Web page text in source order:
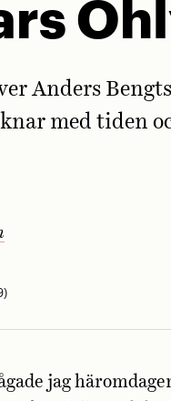
Anders
med tiden
jag